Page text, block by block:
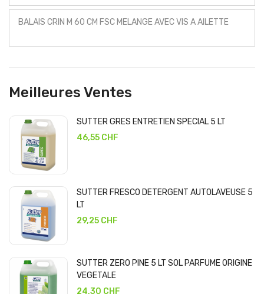
BALAIS CRIN M 60 CM FSC MELANGE AVEC VIS A AILETTE
Meilleures Ventes
SUTTER GRES ENTRETIEN SPECIAL 5 LT
46,55 CHF
SUTTER FRESCO DETERGENT AUTOLAVEUSE 5
LT
29,25 CHF
SUTTER ZERO PINE 5 LT SOL PARFUME ORIGINE
VEGETALE
24,30 CHF